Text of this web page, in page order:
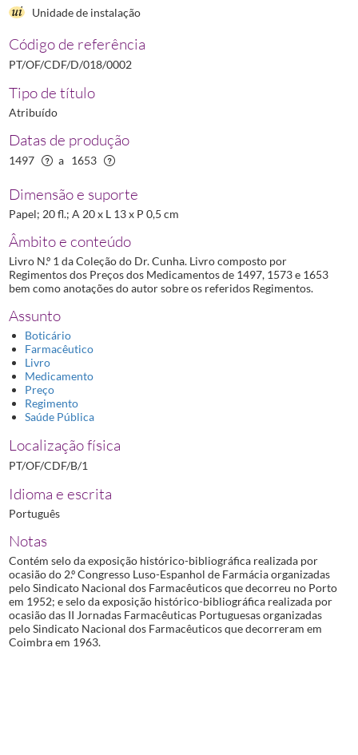
0011 Regimento dos preços dos medicamentos - Coleção do Dr. Cunha, Vol. 10º
0013 Regimento dos preços dos medicamentos - Coleção do Dr. Cunha, Vol. 10º
Unidade de instalação
Código de referência
PT/OF/CDF/D/018/0002
Tipo de título
Atribuído
Datas de produção
1497 a 1653
Dimensão e suporte
Papel; 20 fl.; A 20 x L 13 x P 0,5 cm
Âmbito e conteúdo
Livro N.º 1 da Coleção do Dr. Cunha. Livro composto por
Regimentos dos Preços dos Medicamentos de 1497, 1573 e 1653
bem como anotações do autor sobre os referidos Regimentos.
Assunto
Boticário
Farmacêutico
Livro
Medicamento
Preço
Regimento
Saúde Pública
Localização física
PT/OF/CDF/B/1
Idioma e escrita
Português
Notas
Contém selo da exposição histórico-bibliográfica realizada por
ocasião do 2.º Congresso Luso-Espanhol de Farmácia organizadas
pelo Sindicato Nacional dos Farmacêuticos que decorreu no Porto
em 1952; e selo da exposição histórico-bibliográfica realizada por
ocasião das II Jornadas Farmacêuticas Portuguesas organizadas
pelo Sindicato Nacional dos Farmacêuticos que decorreram em
Coimbra em 1963.